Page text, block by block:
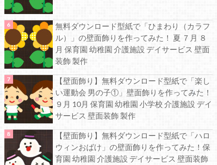
無料ダウンロード型紙で「ひまわり（カラフ
ル）」の壁面飾りを作ってみた！ 夏 ７月 ８
月 保育園 幼稚園 介護施設 デイサービス 壁面
装飾 製作
【壁面飾り】無料ダウンロード型紙で「楽し
い運動会 男の子①」壁面飾りを作ってみた！
９月 10月 保育園 幼稚園 小学校 介護施設 デイ
サービス 壁面装飾 製作
【壁面飾り】無料ダウンロード型紙で「ハロ
ウィンおばけ」の壁面飾りを作ってみた！保
育園 幼稚園 介護施設 デイサービス 壁面装飾